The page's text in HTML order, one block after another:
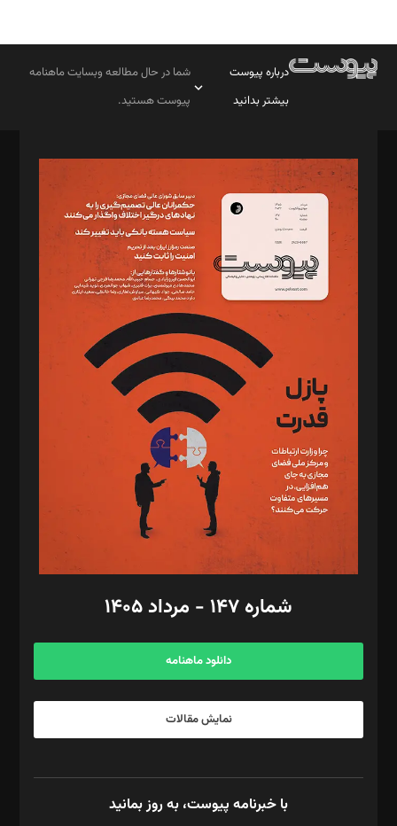
درباره پیوست
بیشتر بدانید
شما در حال مطالعه وبسایت ماهنامه
پیوست هستید.
مدیر مسئول: محمدباقر اثنی‌عشری
سردبیر: مهرک محمودی
دبیر تحریریه: میثم قاسمی
د‌بیر ناداستان: سمانه سمیع
د‌بیر خدمت و تجارت: ابوالفضل رجبی
د‌بیر حقوق فناوری: حسام‌الدین ایپکچی
د‌بیر پیوست جهان: مینا پاکدل
د‌بیر تحریریه آنلاین: بابک نقاش
تحریریه‌: مجتبی محمود‌ی، آرش برهمند، یسنا امان‌پور، سروش کرمیان،
مصطفی مسجدی آرانی، ابوالفضل رجبی، زهرا فکرانه، فائزه فتحی
رستمی،مصطفی باستان
ویرایش: نگار استاد‌‌آقا
طراح یونیفرم: مجید توکلی
فیلمبرداری و عکاسی: امیر شفیعی، مانی لطفی زاده
گرافیک و صفحه‌آرایی: سید‌سبحان‌علی ثابت
مد‌یر توسعه تجاری: کامبیز برید‌
امور مالی: شاپور رهبری، محمد‌ کاظمی‌نیا
آگهی و مشترکین: ۰۹۱۹۹۹۹۰۴۵۴
شماره ۱۴۷ - مرداد ۱۴۰۵
دانلود ماهنامه
نمایش مقالات
با خبرنامه پیوست، به روز بمانید